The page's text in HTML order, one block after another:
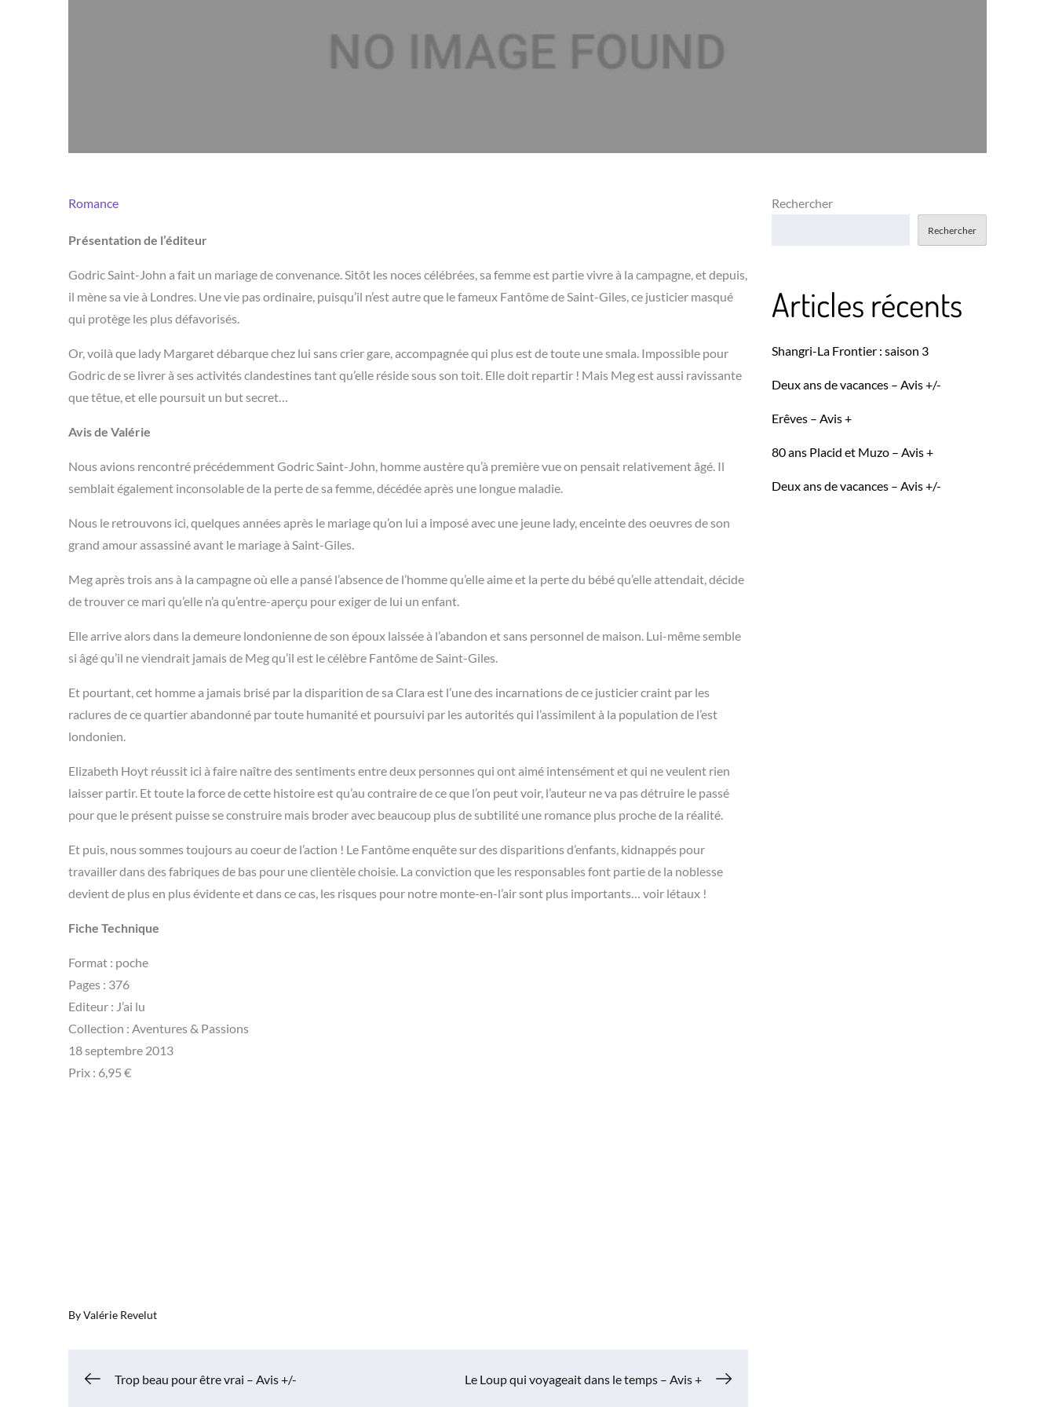
Romance
Présentation de l’éditeur
Godric Saint-John a fait un mariage de convenance. Sitôt les noces célébrées, sa femme est partie vivre à la campagne, et depuis,
il mène sa vie à Londres. Une vie pas ordinaire, puisqu’il n’est autre que le fameux Fantôme de Saint-Giles, ce justicier masqué
qui protège les plus défavorisés.
Or, voilà que lady Margaret débarque chez lui sans crier gare, accompagnée qui plus est de toute une smala. Impossible pour
Godric de se livrer à ses activités clandestines tant qu’elle réside sous son toit. Elle doit repartir ! Mais Meg est aussi ravissante
que têtue, et elle poursuit un but secret…
Avis de Valérie
Nous avions rencontré précédemment Godric Saint-John, homme austère qu’à première vue on pensait relativement âgé. Il
semblait également inconsolable de la perte de sa femme, décédée après une longue maladie.
Nous le retrouvons ici, quelques années après le mariage qu’on lui a imposé avec une jeune lady, enceinte des oeuvres de son
grand amour assassiné avant le mariage à Saint-Giles.
Meg après trois ans à la campagne où elle a pansé l’absence de l’homme qu’elle aime et la perte du bébé qu’elle attendait, décide
de trouver ce mari qu’elle n’a qu’entre-aperçu pour exiger de lui un enfant.
Elle arrive alors dans la demeure londonienne de son époux laissée à l’abandon et sans personnel de maison. Lui-même semble
si âgé qu’il ne viendrait jamais de Meg qu’il est le célèbre Fantôme de Saint-Giles.
Et pourtant, cet homme a jamais brisé par la disparition de sa Clara est l’une des incarnations de ce justicier craint par les
raclures de ce quartier abandonné par toute humanité et poursuivi par les autorités qui l’assimilent à la population de l’est
londonien.
Elizabeth Hoyt réussit ici à faire naître des sentiments entre deux personnes qui ont aimé intensément et qui ne veulent rien
laisser partir. Et toute la force de cette histoire est qu’au contraire de ce que l’on peut voir, l’auteur ne va pas détruire le passé
pour que le présent puisse se construire mais broder avec beaucoup plus de subtilité une romance plus proche de la réalité.
Et puis, nous sommes toujours au coeur de l’action ! Le Fantôme enquête sur des disparitions d’enfants, kidnappés pour
travailler dans des fabriques de bas pour une clientèle choisie. La conviction que les responsables font partie de la noblesse
devient de plus en plus évidente et dans ce cas, les risques pour notre monte-en-l’air sont plus importants… voir létaux !
Fiche Technique
Format : poche
Pages : 376
Editeur : J’ai lu
Collection : Aventures & Passions
18 septembre 2013
Prix : 6,95 €
ByValérie Revelut
Navigation
Trop beau pour être vrai – Avis +/- Le Loup qui voyageait dans le temps – Avis +
Rechercher
Rechercher
Articles récents
Shangri-La Frontier : saison 3
Deux ans de vacances – Avis +/-
Erêves – Avis +
80 ans Placid et Muzo – Avis +
Deux ans de vacances – Avis +/-